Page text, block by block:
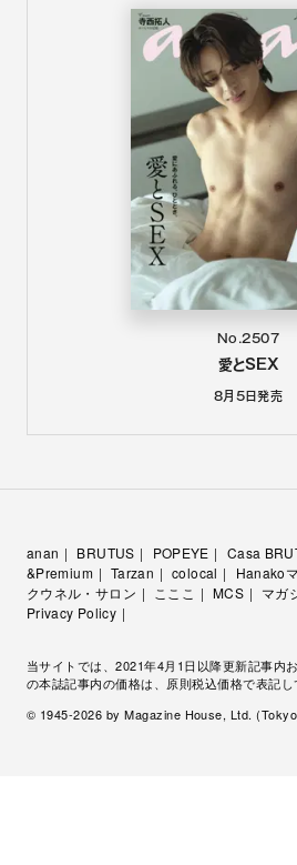
No.2507
愛とSEX
8月5日発売
anan BRUTUS POPEYE Casa
&Premium
Tarzan colocal Hanako
クウネル・サロン
こここ MCS マガ
Privacy Policy
当サイトでは、2021年4月1日以降更新記事内
の本誌記事内の価格は、原則税込価格で表記し
© 1945-2026 by Magazine House, Ltd.